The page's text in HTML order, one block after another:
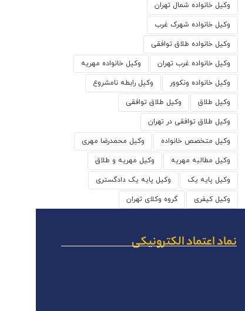
وکیل خانواده شمال تهران
وکیل خانواده شهرک غرب
وکیل خانواده طلاق توافقی
وکیل خانواده غرب تهران وکیل خانواده مهریه
وکیل خانواده ونکوور وکیل رابطه نامشروع
وکیل طلاق وکیل طلاق توافقی
وکیل طلاق توافقی در تهران
وکیل متخصص خانواده وکیل محمدرضا مهری
وکیل مطالبه مهریه وکیل مهریه و طلاق
وکیل پایه یک وکیل پایه یک دادگستری
وکیل کیفری گروه وکلای تهران
نماد اعتماد الکترونیکی